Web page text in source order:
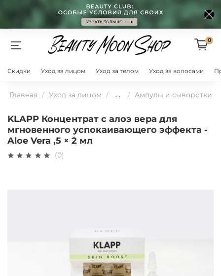
0
Скидки Уход за лицом Уход за телом Уход за волосами
Главная Уход за лицом ... Ампулы и сыворотки
KLAPP Концентрат с алоэ вера для
мгновенного успокаивающего эффекта -
Aloe Vera ,5 × 2 мл
(0)